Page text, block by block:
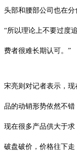
头部和腰部公司也在分
“所以理论上不要过度
费者很难长期认可。”
宋亮则对记者表示，
品的动销形势依然不
现在很多产品供大于
破盘破价，价格往下